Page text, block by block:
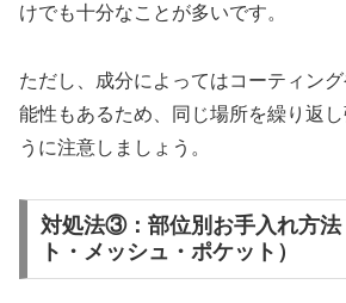
けでも十分なことが多いです。
ただし、成分によってはコーティン
能性もあるため、同じ場所を繰り返
うに注意しましょう。​​
対処法③：部位別お手入れ方法
ト・メッシュ・ポケット）